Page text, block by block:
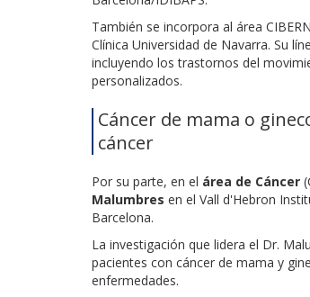
También se incorpora al área
Clínica Universidad de Navarra. Su
incluyendo los trastornos del
personalizados.
Cáncer de mama o
cáncer
Por su parte, en el área de Cáncer
Malumbres en el Vall d'Hebron
Barcelona.
La investigación que lidera el Dr.
pacientes con cáncer de mama y
enfermedades.